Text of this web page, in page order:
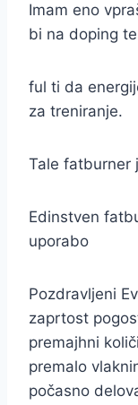
Imam eno
bi na doping
ful ti da
za treniranje.
Tale fatburner
Edinstven
uporabo
Pozdravljeni
zaprtost
premajhni
premalo
počasno